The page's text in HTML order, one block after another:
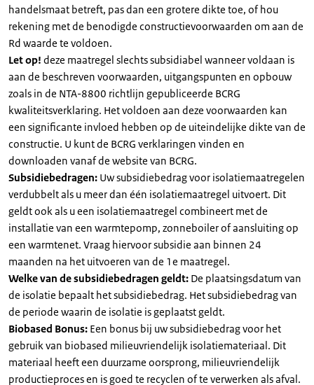
handelsmaat betreft, pas dan een grotere dikte toe, of hou
rekening met de benodigde constructievoorwaarden om aan de
Rd waarde te voldoen.
Let op! deze maatregel slechts subsidiabel wanneer voldaan is
aan de beschreven voorwaarden, uitgangspunten en opbouw
zoals in de NTA-8800 richtlijn gepubliceerde BCRG
kwaliteitsverklaring. Het voldoen aan deze voorwaarden kan
een significante invloed hebben op de uiteindelijke dikte van de
constructie. U kunt de BCRG verklaringen vinden en
downloaden vanaf de website van BCRG.
Subsidiebedragen: Uw subsidiebedrag voor isolatiemaatregelen
verdubbelt als u meer dan één isolatiemaatregel uitvoert. Dit
geldt ook als u een isolatiemaatregel combineert met de
installatie van een warmtepomp, zonneboiler of aansluiting op
een warmtenet. Vraag hiervoor subsidie aan binnen 24
maanden na het uitvoeren van de 1e maatregel.
Welke van de subsidiebedragen geldt: De plaatsingsdatum van
de isolatie bepaalt het subsidiebedrag. Het subsidiebedrag van
de periode waarin de isolatie is geplaatst geldt.
Biobased Bonus: Een bonus bij uw subsidiebedrag voor het
gebruik van biobased milieuvriendelijk isolatiemateriaal. Dit
materiaal heeft een duurzame oorsprong, milieuvriendelijk
productieproces en is goed te recyclen of te verwerken als afval.